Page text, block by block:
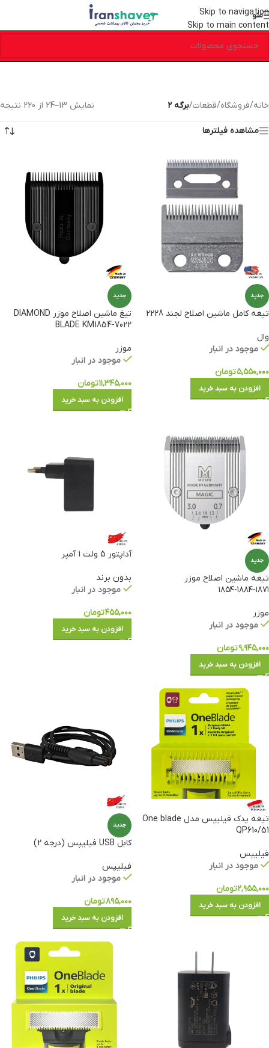
Skip to navigation
Skip to main content
منو
خانه/فروشگاه/قطعات/برگه 2 نمایش 13–24 از 220 نتیجه
مشاهده فیلترها
جدید
تیغه کامل ماشین اصلاح لجند 2228
وال
موجود در انبار
۵,۵۵۰,۰۰۰تومان
افزودن به سبد خرید
جدید
تیغ ماشین اصلاح موزر DIAMOND
BLADE KM1854-7022
موزر
موجود در انبار
۱۱,۳۴۵,۰۰۰تومان
افزودن به سبد خرید
جدید
تیغه ماشین اصلاح موزر
۱۸۷۱-۱۸۸۴-۱۸۵۴
موزر
موجود در انبار
۹,۹۴۵,۰۰۰تومان
افزودن به سبد خرید
آداپتور 5 ولت 1 آمپر
بدون برند
موجود در انبار
۴۵۵,۰۰۰تومان
افزودن به سبد خرید
تیغه یدک فیلیپس مدل One blade
QP610/51
فیلیپس
موجود در انبار
۲,۹۵۵,۰۰۰تومان
افزودن به سبد خرید
جدید
کابل USB فیلیپس (درجه 2)
فیلیپس
موجود در انبار
۸۹۵,۰۰۰تومان
افزودن به سبد خرید